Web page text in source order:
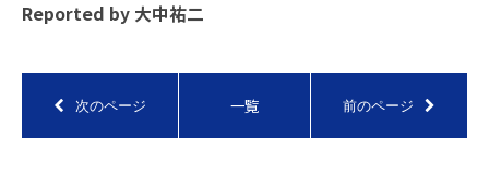
Reported by 大中祐二
次のページ 一覧 前のページ